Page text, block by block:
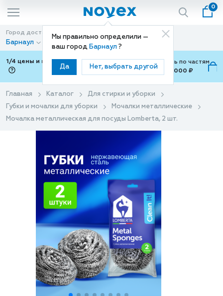
Мы правильно определили —
ваш город Барнаул ?
Да Нет, выбрать другой
0
Город доставки
Барнаул
Способ доставки
Доставка
1/4 цены и покупки ваши с Подели
Можно оплатить по частям
от 700 ₽ до 15,000 ₽
Главная Каталог
Для стирки и уборки
Губки и мочалки для уборки
Мочалки металлические
Мочалка металлическая для посуды Lomberta, 2 шт.